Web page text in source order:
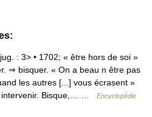
: 3> • 1702; « être hors de soi »
⇒ bisquer. « On a beau n être pas
les autres [...] vous écrasent »
intervenir. Bisque,… …
Encyclopédie